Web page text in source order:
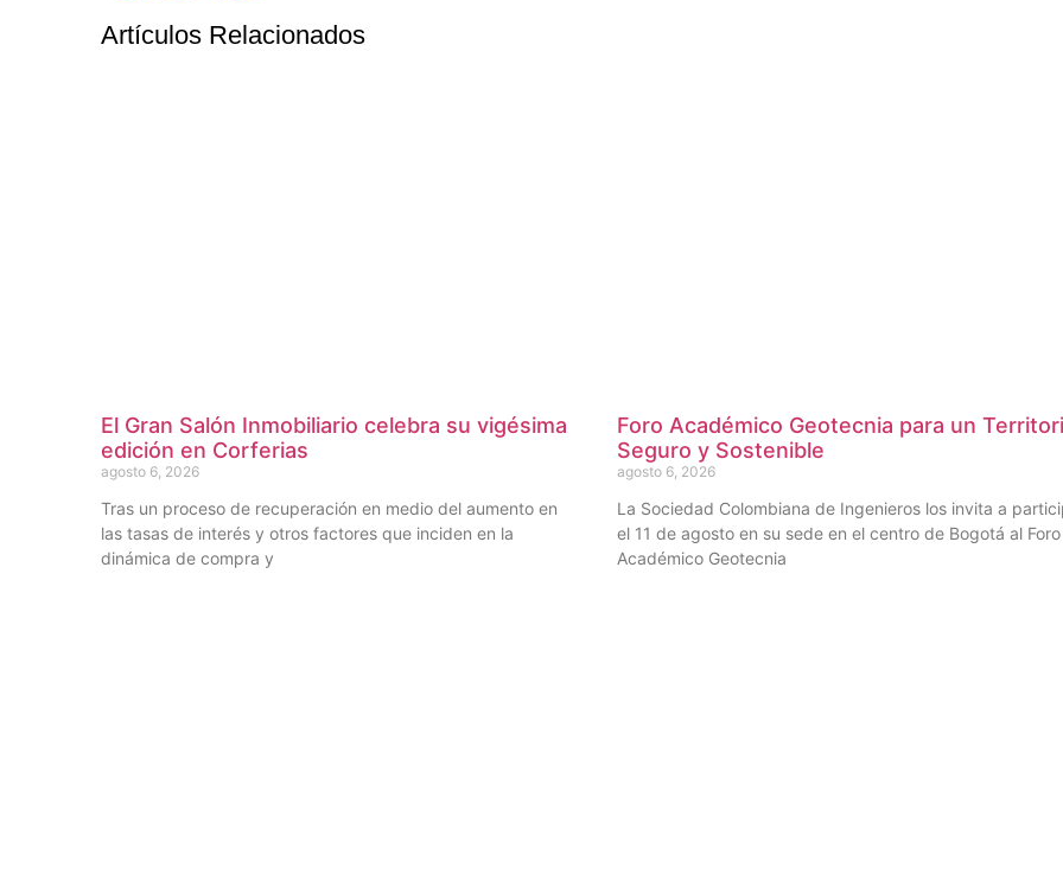
Artículos Relacionados
El Gran Salón Inmobiliario celebra su vigésima
edición en Corferias
agosto 6, 2026
Tras un proceso de recuperación en medio del aumento en
las tasas de interés y otros factores que inciden en la
dinámica de compra y
Foro Académico Geotecnia para un
Seguro y Sostenible
agosto 6, 2026
La Sociedad Colombiana de Ingenieros los invita a
el 11 de agosto en su sede en el centro de Bogotá al Foro
Académico Geotecnia